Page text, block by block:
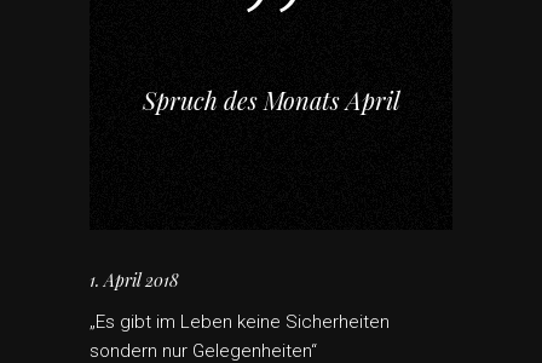
Spruch des Monats April
1. April 2018
„Es gibt im Leben keine Sicherheiten
sondern nur Gelegenheiten“